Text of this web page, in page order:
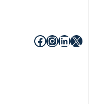
Facebook
X